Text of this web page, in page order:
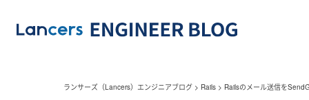
ランサーズ（Lancers）エンジニアブログ > Rails > Railsのメール送信を